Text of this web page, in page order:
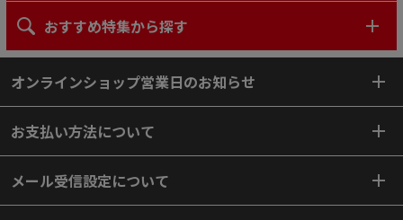
おすすめ特集から探す
オンラインショップ営業日のお知らせ
お支払い方法について
メール受信設定について